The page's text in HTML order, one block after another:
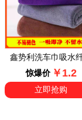
鑫势利洗车巾吸水
30*70洗车毛巾家政
毛巾擦车巾洗车抹
惊爆价 ￥1.2
立即抢购